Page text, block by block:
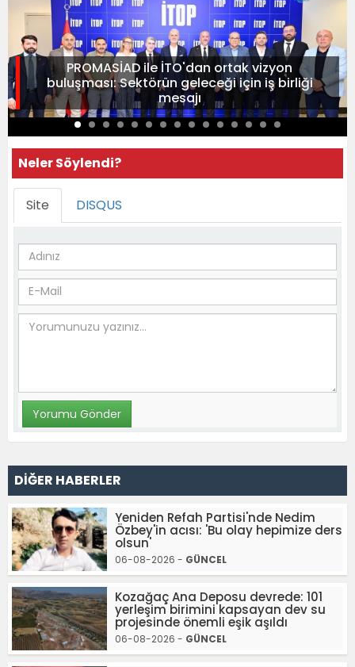
PROMASİAD ile İTO'dan ortak vizyon
buluşması: Sektörün geleceği için iş birliği
mesajı
Neler Söylendi?
Site DISQUS
DİĞER HABERLER
Yeniden Refah Partisi'nde Nedim
Özbey'in acısı: 'Bu olay hepimize ders
olsun'
06-08-2026 - GÜNCEL
Kozağaç Ana Deposu devrede: 101
yerleşim birimini kapsayan dev su
projesinde önemli eşik aşıldı
06-08-2026 - GÜNCEL